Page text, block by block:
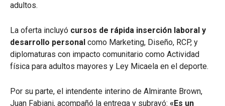
adultos.
La oferta incluyó cursos de rápida inserción laboral y
desarrollo personal como Marketing, Diseño, RCP, y
diplomaturas con impacto comunitario como Actividad
física para adultos mayores y Ley Micaela en el deporte.
Por su parte, el intendente interino de Almirante Brown,
Juan Fabiani, acompañó la entrega y subrayó: «Es un